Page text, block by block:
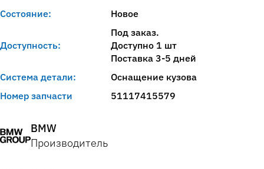
Состояние: Новое
Доступность:
Под заказ.
Доступно 1 шт
Поставка 3-5 дней
Система детали:
Оснащение кузова
Номер запчасти
51117415579
BMW
Производитель